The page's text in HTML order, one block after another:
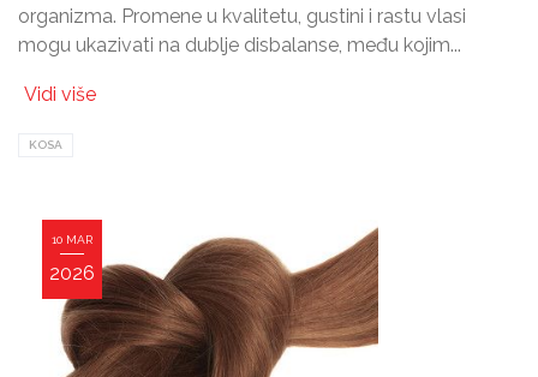
organizma. Promene u kvalitetu, gustini i rastu vlasi
mogu ukazivati na dublje disbalanse, među kojim...
Vidi više
KOSA
10 MAR
2026